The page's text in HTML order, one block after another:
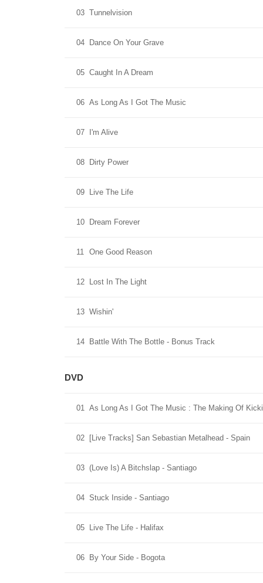
03 Tunnelvision
04 Dance On Your Grave
05 Caught In A Dream
06 As Long As I Got The Music
07 I'm Alive
08 Dirty Power
09 Live The Life
10 Dream Forever
11 One Good Reason
12 Lost In The Light
13 Wishin'
14 Battle With The Bottle - Bonus Track
DVD
01 As Long As I Got The Music : The Making Of
02 [Live Tracks] San Sebastian Metalhead - Spain
03 (Love Is) A Bitchslap - Santiago
04 Stuck Inside - Santiago
05 Live The Life - Halifax
06 By Your Side - Bogota